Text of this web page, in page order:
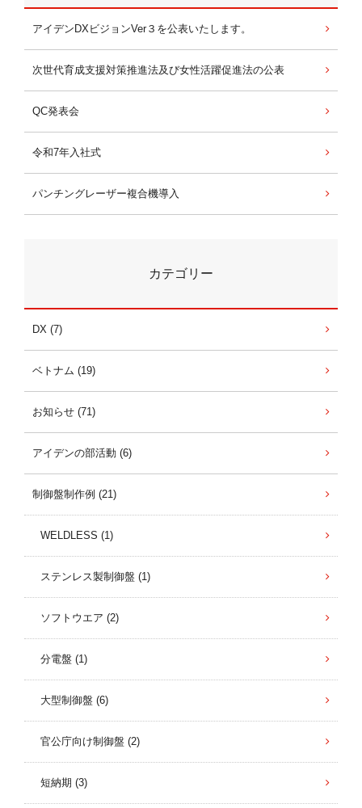
アイデンDXビジョンVer３を公表いたします。
次世代育成支援対策推進法及び女性活躍促進法の公表
QC発表会
令和7年入社式
パンチングレーザー複合機導入
カテゴリー
DX (7)
ベトナム (19)
お知らせ (71)
アイデンの部活動 (6)
制御盤制作例 (21)
WELDLESS (1)
ステンレス製制御盤 (1)
ソフトウエア (2)
分電盤 (1)
大型制御盤 (6)
官公庁向け制御盤 (2)
短納期 (3)